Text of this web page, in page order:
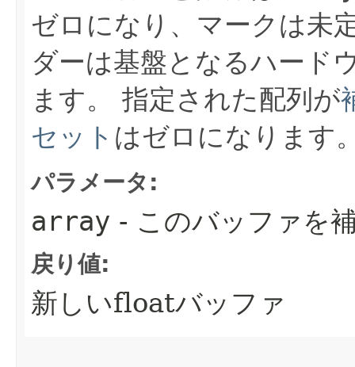
ゼロになり、マークは未
ダーは基盤となるハード
ます。
指定された配列が
セット はゼロになります
パラメータ:
array - このバッファを
戻り値:
新しいfloatバッファ